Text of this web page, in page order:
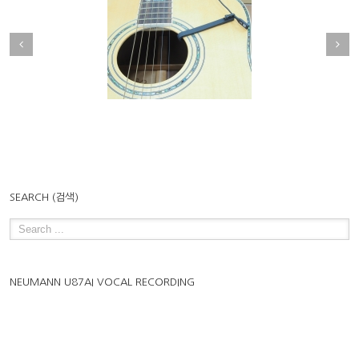
리뷰] Countryman
DPA , Neumann , SHURE ,
EARTHWORKS 최고급핸드마
SEARCH (검색)
NEUMANN U87AI VOCAL RECORDING